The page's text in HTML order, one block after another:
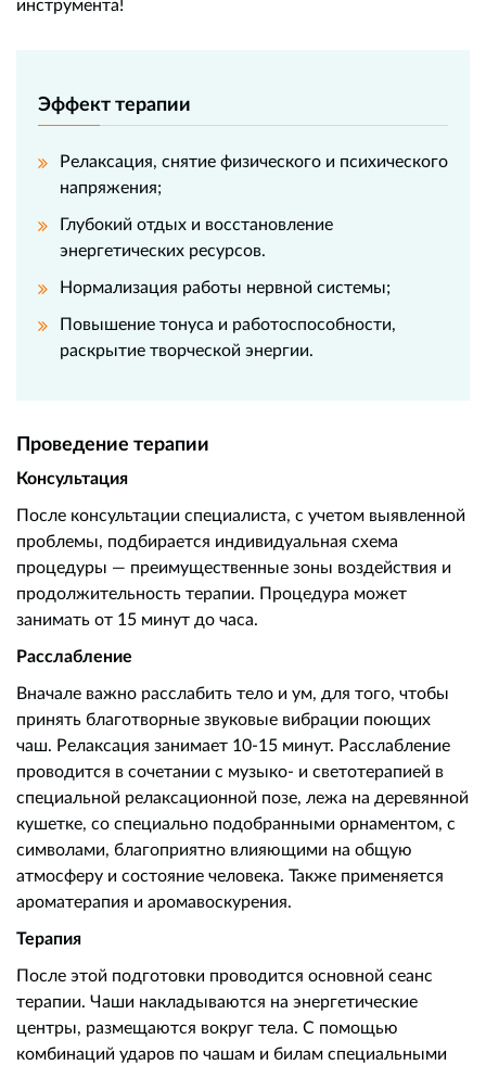
инструмента!
Эффект терапии
Релаксация, снятие физического и психического
напряжения;
Глубокий отдых и восстановление
энергетических ресурсов.
Нормализация работы нервной системы;
Повышение тонуса и работоспособности,
раскрытие творческой энергии.
Проведение терапии
Консультация
После консультации специалиста, с учетом выявленной
проблемы, подбирается индивидуальная схема
процедуры — преимущественные зоны воздействия и
продолжительность терапии. Процедура может
занимать от 15 минут до часа.
Расслабление
Вначале важно расслабить тело и ум, для того, чтобы
принять благотворные звуковые вибрации поющих
чаш. Релаксация занимает 10-15 минут. Расслабление
проводится в сочетании с музыко- и светотерапией в
специальной релаксационной позе, лежа на деревянной
кушетке, со специально подобранными орнаментом, с
символами, благоприятно влияющими на общую
атмосферу и состояние человека. Также применяется
ароматерапия и аромавоскурения.
Терапия
После этой подготовки проводится основной сеанс
терапии. Чаши накладываются на энергетические
центры, размещаются вокруг тела. С помощью
комбинаций ударов по чашам и билам специальными